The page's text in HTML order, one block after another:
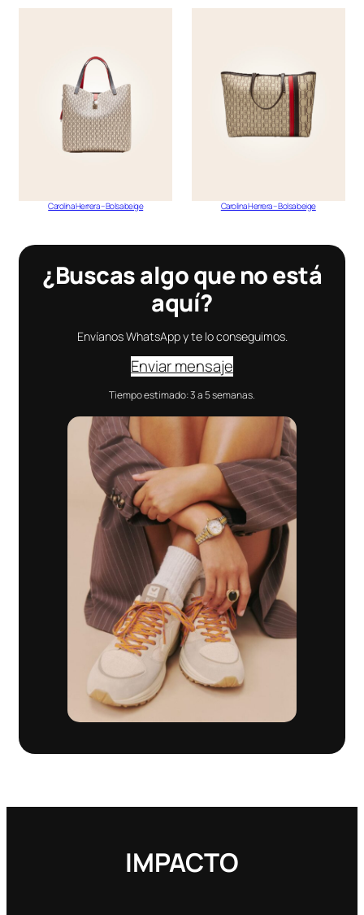
Carolina Herrera – Bolsa beige Carolina Herrera – Bolsa beige
¿Buscas algo que no está
aquí?
Envíanos WhatsApp y te lo conseguimos.
Enviar mensaje
Tiempo estimado: 3 a 5 semanas.
IMPACTO